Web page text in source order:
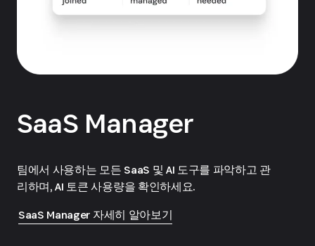
SaaS Manager
팀에서 사용하는 모든 SaaS 및 AI 도구를 파악하고 관
리하며, AI 토큰 사용량을 확인하세요.
SaaS Manager 자세히 알아보기